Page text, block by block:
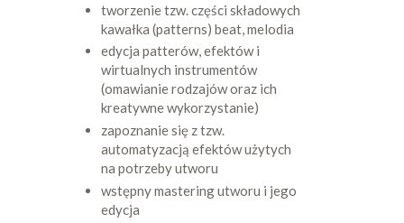
tworzenie tzw. części składowych
kawałka (patterns) beat, melodia
edycja patterów, efektów i
wirtualnych instrumentów
(omawianie rodzajów oraz ich
kreatywne wykorzystanie)
zapoznanie się z tzw.
automatyzacją efektów użytych
na potrzeby utworu
wstępny mastering utworu i jego
edycja